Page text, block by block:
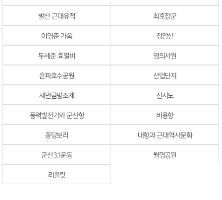
발산 근대유적 최호장군
이영춘 가옥 청암산
두세준 효열비 염의서원
은파호수공원 산업단지
새만금방조제 신시도
풍력발전기와 군산항 비응항
꽁당보리 내항과 근대역사문화
군산3.1운동 월명공원
리플릿